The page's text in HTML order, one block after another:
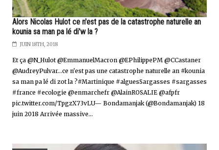
Alors Nicolas Hulot ce n'est pas de la catastrophe naturelle an
kounia sa man pa lé di'w la ?
JUIN 18TH, 2018
Et ça @N_Hulot @EmmanuelMacron @EPhilippePM @CCastaner
@AudreyPulvar...ce n'est pas une catastrophe naturelle an #kounia
sa man pa lé di zot la ?#Martinique #alguesSargasses #sargasses
#france #ecologie @enmarchefr @AlainROSALIE @afpfr
pic.twitter.com/TpgzX73vLU— Bondamanjak (@Bondamanjak) 18
juin 2018 Arrivée massive...